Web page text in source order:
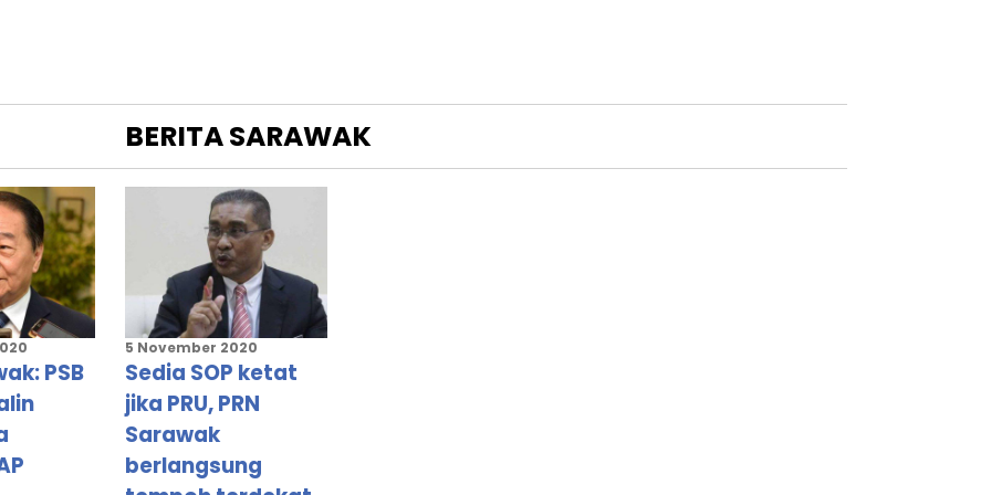
BERITASARAWAK
PSB
5 November 2020
Sedia SOP ketat
jika PRU, PRN
Sarawak
berlangsung